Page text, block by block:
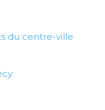
du centre-ville